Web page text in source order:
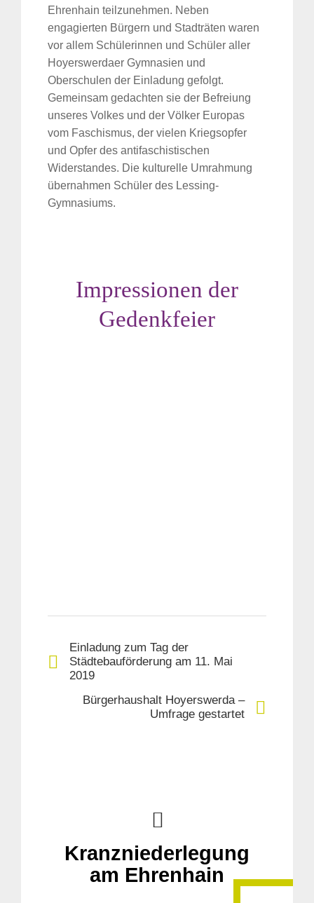
Ehrenhain teilzunehmen. Neben
engagierten Bürgern und Stadträten waren
vor allem Schülerinnen und Schüler aller
Hoyerswerdaer Gymnasien und
Oberschulen der Einladung gefolgt.
Gemeinsam gedachten sie der Befreiung
unseres Volkes und der Völker Europas
vom Faschismus, der vielen Kriegsopfer
und Opfer des antifaschistischen
Widerstandes. Die kulturelle Umrahmung
übernahmen Schüler des Lessing-
Gymnasiums.
Impressionen der
Gedenkfeier
Einladung zum Tag der
Städtebauförderung am 11. Mai
2019
Bürgerhaushalt Hoyerswerda –
Umfrage gestartet
Kranzniederlegung
am Ehrenhain